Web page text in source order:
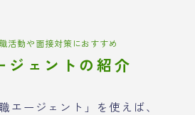
活動や面接対策におすすめ
ジェントの紹介
エージェント」を使えば、